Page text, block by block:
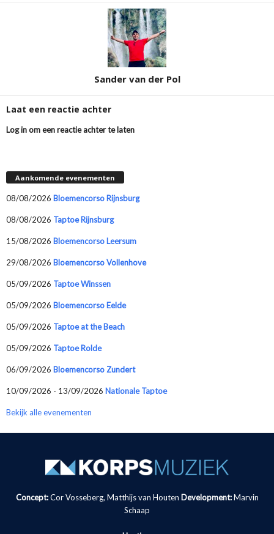
Sander van der Pol
Laat een reactie achter
Log in om een reactie achter te laten
Aankomende evenementen
08/08/2026 Bloemencorso Rijnsburg
08/08/2026 Taptoe Rijnsburg
15/08/2026 Bloemencorso Leersum
29/08/2026 Bloemencorso Vollenhove
05/09/2026 Taptoe Winssen
05/09/2026 Bloemencorso Eelde
05/09/2026 Taptoe at the Beach
05/09/2026 Taptoe Rolde
06/09/2026 Bloemencorso Zundert
10/09/2026 - 13/09/2026 Nationale Taptoe
Bekijk alle evenementen
Concept:Cor Vosseberg, Matthijs van Houten Development: Marvin
Schaap